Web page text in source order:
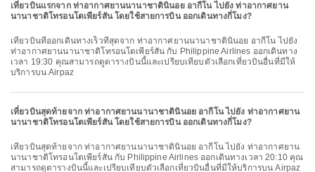
เที่ยวบินแรกจาก ท่าอากาศยานนานาชาตินินอย อากีโน ไปยัง ท่าอากาศยาน
นานาชาติโทรอนโตเพียร์สัน โดยใช้สายการบิน ออกเดินทางกี่โมง?
เที่ยวบินที่ออกเดินทางเร็วที่สุดจาก ท่าอากาศยานนานาชาตินินอย อากีโน ไปยัง
ท่าอากาศยานนานาชาติโทรอนโตเพียร์สัน กับ Philippine Airlines ออกเดินทาง
เวลา 19:30 คุณสามารถดูตารางบินนี้และเปรียบเทียบตัวเลือกเที่ยวบินอื่นที่มีให้
บริการบน Airpaz
เที่ยวบินสุดท้ายจาก ท่าอากาศยานนานาชาตินินอย อากีโน ไปยัง ท่าอากาศยาน
นานาชาติโทรอนโตเพียร์สัน โดยใช้สายการบิน ออกเดินทางกี่โมง?
เที่ยวบินสุดท้ายจาก ท่าอากาศยานนานาชาตินินอย อากีโน ไปยัง ท่าอากาศยาน
นานาชาติโทรอนโตเพียร์สัน กับ Philippine Airlines ออกเดินทางเวลา 20:10 คุณ
สามารถดูตารางบินนี้และเปรียบเทียบตัวเลือกเที่ยวบินอื่นที่มีให้บริการบน Airpaz